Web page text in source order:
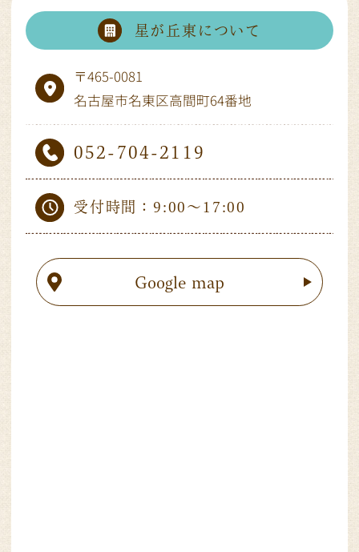
星が丘東について
〒465-0081
名古屋市名東区高間町64番地
052-704-2119
受付時間：9:00～17:00
Google map